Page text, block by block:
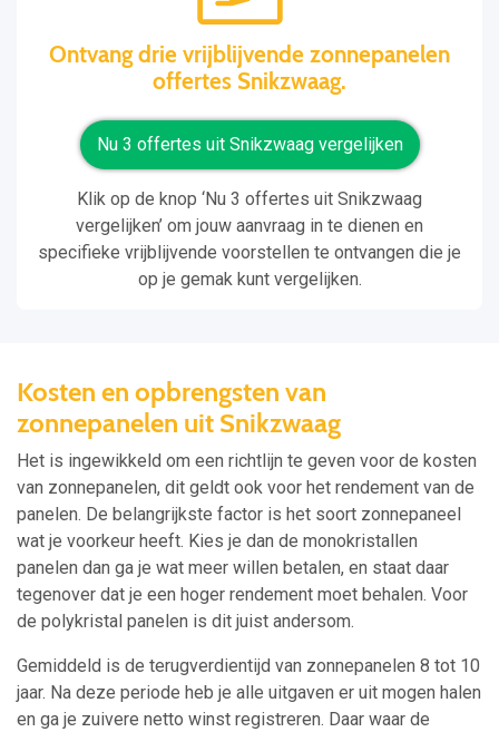
Ontvang drie vrijblijvende zonnepanelen
offertes Snikzwaag.
Nu 3 offertes uit Snikzwaag vergelijken
Klik op de knop ‘Nu 3 offertes uit Snikzwaag
vergelijken’ om jouw aanvraag in te dienen en
specifieke vrijblijvende voorstellen te ontvangen die je
op je gemak kunt vergelijken.
Kosten en opbrengsten van
zonnepanelen uit Snikzwaag
Het is ingewikkeld om een richtlijn te geven voor de kosten
van zonnepanelen, dit geldt ook voor het rendement van de
panelen. De belangrijkste factor is het soort zonnepaneel
wat je voorkeur heeft. Kies je dan de monokristallen
panelen dan ga je wat meer willen betalen, en staat daar
tegenover dat je een hoger rendement moet behalen. Voor
de polykristal panelen is dit juist andersom.
Gemiddeld is de terugverdientijd van zonnepanelen 8 tot 10
jaar. Na deze periode heb je alle uitgaven er uit mogen halen
en ga je zuivere netto winst registreren. Daar waar de